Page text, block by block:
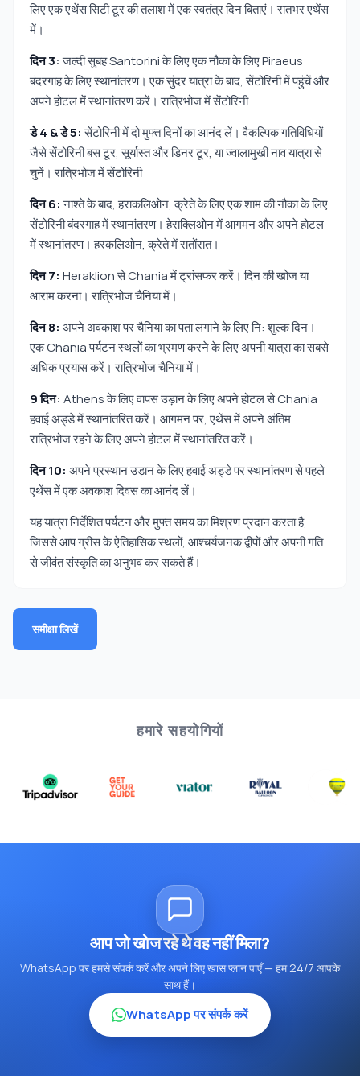
लिए एक एथेंस सिटी टूर की तलाश में एक स्वतंत्र दिन बिताएं। रातभर एथेंस
में।
दिन 3:जल्दी सुबह Santorini के लिए एक नौका के लिए Piraeus
बंदरगाह के लिए स्थानांतरण। एक सुंदर यात्रा के बाद, सेंटोरिनी में पहुंचें और
अपने होटल में स्थानांतरण करें। रात्रिभोज में सेंटोरिनी
डे 4 & डे 5:सेंटोरिनी में दो मुफ्त दिनों का आनंद लें। वैकल्पिक गतिविधियों
जैसे सेंटोरिनी बस टूर, सूर्यास्त और डिनर टूर, या ज्वालामुखी नाव यात्रा से
चुनें। रात्रिभोज में सेंटोरिनी
दिन 6:नाश्ते के बाद, हराकलिओन, क्रेते के लिए एक शाम की नौका के लिए
सेंटोरिनी बंदरगाह में स्थानांतरण। हेराक्लिओन में आगमन और अपने होटल
में स्थानांतरण। हरकलिओन, क्रेते में रातोंरात।
दिन 7: Heraklion से Chania में ट्रांसफर करें। दिन की खोज या
आराम करना। रात्रिभोज चैनिया में।
दिन 8: अपने अवकाश पर चैनिया का पता लगाने के लिए नि: शुल्क दिन।
एक Chania पर्यटन स्थलों का भ्रमण करने के लिए अपनी यात्रा का सबसे
अधिक प्रयास करें। रात्रिभोज चैनिया में।
9 दिन: Athens के लिए वापस उड़ान के लिए अपने होटल से Chania
हवाई अड्डे में स्थानांतरित करें। आगमन पर, एथेंस में अपने अंतिम
रात्रिभोज रहने के लिए अपने होटल में स्थानांतरित करें।
दिन 10: अपने प्रस्थान उड़ान के लिए हवाई अड्डे पर स्थानांतरण से पहले
एथेंस में एक अवकाश दिवस का आनंद लें।
यह यात्रा निर्देशित पर्यटन और मुफ्त समय का मिश्रण प्रदान करता है,
जिससे आप ग्रीस के ऐतिहासिक स्थलों, आश्चर्यजनक द्वीपों और अपनी गति
से जीवंत संस्कृति का अनुभव कर सकते हैं।
समीक्षा लिखें
हमारे सहयोगियों
आप जो खोज रहे थे वह नहीं मिला?
WhatsApp पर हमसे संपर्क करें और अपने लिए खास प्लान पाएँ — हम 24/7 आपके
साथ हैं।
WhatsApp पर संपर्क करें